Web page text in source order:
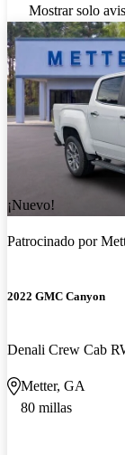
Mostrar solo
¡Nuevo!
Patrocinado por
2022 GMC Canyon
Denali Crew Cab
Metter, GA
80 millas